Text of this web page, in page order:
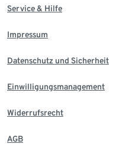
Service & Hilfe
Impressum
Datenschutz und Sicherheit
Einwilligungsmanagement
Widerrufsrecht
AGB